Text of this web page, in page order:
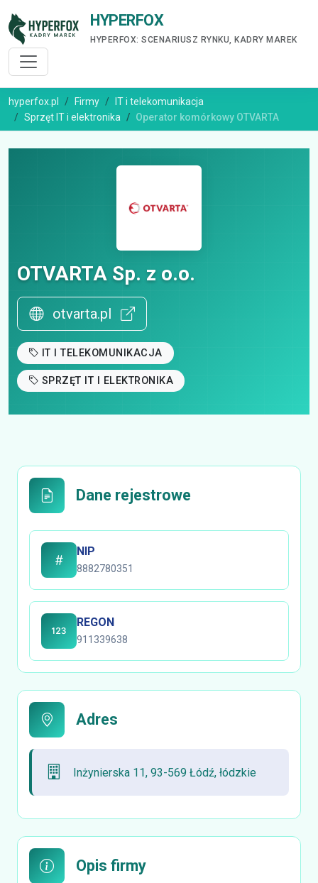
HYPERFOX
HYPERFOX: SCENARIUSZ RYNKU, KADRY MAREK
hyperfox.pl Firmy
IT i telekomunikacja
Sprzęt IT i elektronika
Operator komórkowy OTVARTA
OTVARTA Sp. z o.o.
otvarta.pl
IT I TELEKOMUNIKACJA
SPRZĘT IT I ELEKTRONIKA
Dane rejestrowe
NIP
8882780351
REGON
911339638
Adres
Inżynierska 11, 93-569 Łódź, łódzkie
Opis firmy